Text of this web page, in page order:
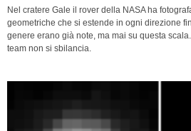
Nel cratere Gale il rover della NASA ha
geometriche che si estende in ogni direzione
genere erano già note, ma mai su questa
team non si sbilancia.